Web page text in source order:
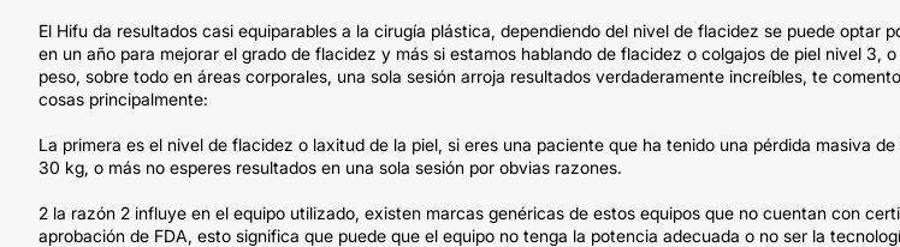
El Hifu da resultados casi equiparables a la cirugía plástica, dependiendo del nivel de flacidez se puede optar
en un año para mejorar el grado de flacidez y más si estamos hablando de flacidez o colgajos de piel nivel 3,
peso, sobre todo en áreas corporales, una sola sesión arroja resultados verdaderamente increíbles, te
cosas principalmente:
La primera es el nivel de flacidez o laxitud de la piel, si eres una paciente que ha tenido una pérdida masiva
30 kg, o más no esperes resultados en una sola sesión por obvias razones.
2 la razón 2 influye en el equipo utilizado, existen marcas genéricas de estos equipos que no cuentan con
aprobación de FDA, esto significa que puede que el equipo no tenga la potencia adecuada o no ser la